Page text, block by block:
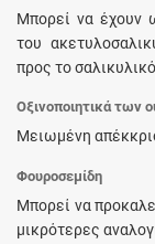
Μπορεί να έχουν
του
προς το
Οξινοποιητικά των
Μειωμένη
Φουροσεμίδη
Μπορεί να
μικρότερες